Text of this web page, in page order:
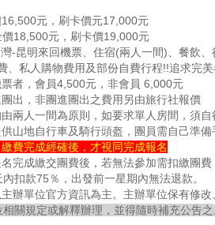
元，刷卡價元17,000元
元，刷卡價19,000元
-昆明來回機票、住宿(兩人一間)、餐飲、
、私人購物費用及部份自費行程!!追求完
者，會員4,500元，非會員 6,000元
出，非團進團出之費用另由旅行社報價
兩人一間為原則，如要求單人房間，須
山地自行車及騎行頭盔，團員需自己準備
費完成經確後，才視同完成報名
完成繳交團費後，若無法參加需扣繳團費
扣款75％，出發前一星期內無法退款。
辦單位官方資訊為主。主辦單位保有修改
關規定或解釋辦理，並得隨時補充公告之